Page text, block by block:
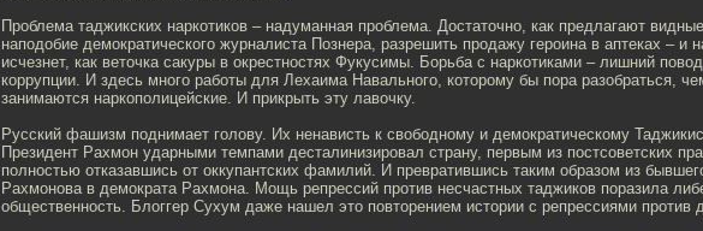
Проблема таджикских наркотиков – надуманная проблема. Достаточно, как предлагают
наподобие демократического журналиста Познера, разрешить продажу героина в аптеках – и
исчезнет, как веточка сакуры в окрестностях Фукусимы. Борьба с наркотиками – лишний
коррупции. И здесь много работы для Лехаима Навального, которому бы пора разобраться,
занимаются наркополицейские. И прикрыть эту лавочку.
Русский фашизм поднимает голову. Их ненависть к свободному и демократическому
Президент Рахмон ударными темпами десталинизировал страну, первым из постсоветских
полностью отказавшись от оккупантских фамилий. И превратившись таким образом из
Рахмонова в демократа Рахмона. Мощь репрессий против несчастных таджиков поразила
общественность. Блоггер Сухум даже нашел это повторением истории с репрессиями против